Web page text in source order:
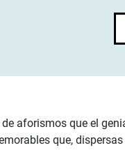
aforismos que el
que, dispersas